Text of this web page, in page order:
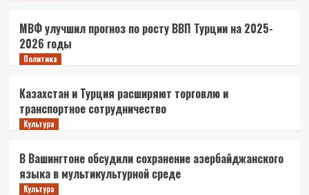
МВФ улучшил прогноз по росту ВВП Турции на 2025-
2026 годы
Политика
Казахстан и Турция расширяют торговлю и
транспортное сотрудничество
Культура
В Вашингтоне обсудили сохранение азербайджанского
языка в мультикультурной среде
Культура